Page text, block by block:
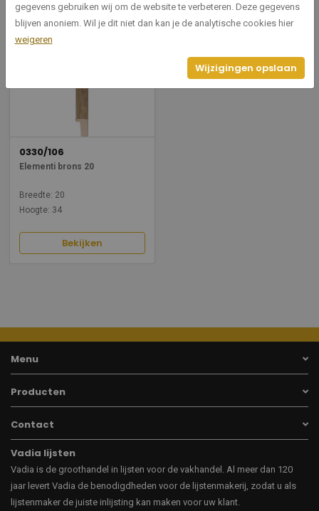
Gerelateerde producten
0330/106
Elementi brons 20
Breedte: 20
Hoogte: 34
Bekijken
Menu
Producten
Contact
Vadia lijsten
Vadia is de groothandel in lijsten voor de vakhandel. Al meer dan 120
jaar levert Vadia de benodigdheden voor de lijstenmakerij, zodat u als
lijstenmaker de juiste inlijsting kan maken voor uw klant.
gegevens gebruiken wij om de website te verbeteren. Deze gegevens
blijven anoniem. Wil je dit niet dan kan je de analytische cookies hier
weigeren
Wijzigingen opslaan